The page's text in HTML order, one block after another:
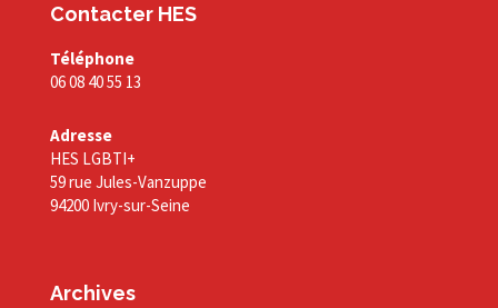
Contacter HES
Téléphone
06 08 40 55 13
Adresse
HES LGBTI+
59 rue Jules-Vanzuppe
94200 Ivry-sur-Seine
Archives